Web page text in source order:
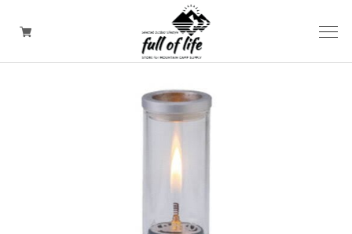
CAMPING GOODS
CLOTHING/ Outdoor WEAR